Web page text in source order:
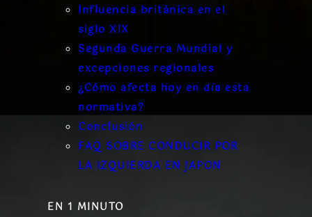
Influencia británica en el
siglo XIX
Segunda Guerra Mundial y
excepciones regionales
¿Cómo afecta hoy en día esta
normativa?
Conclusión
FAQ SOBRE CONDUCIR POR
LA IZQUIERDA EN JAPON
EN 1 MINUTO